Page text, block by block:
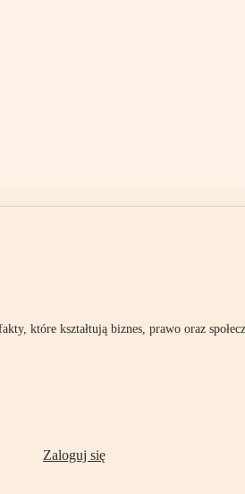
które kształtują biznes, prawo oraz
Zaloguj się